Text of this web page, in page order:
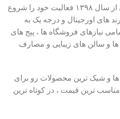
دستگاه های پوستی و آرایشی از سال ۱۳۹۸ فعالیت خود را شروع
های اورجینال و درجه یک به
نیازهای فروشگاه ها ، پیج های
ها و سالن های زیبایی و مصارف
ها و شیک ترین محصولات رو برای
ترین قیمت ، در کوتاه ترین